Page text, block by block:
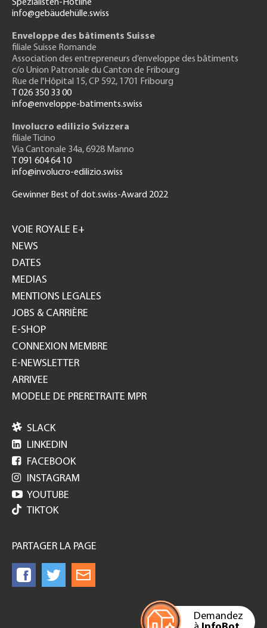
Demandez
Spezialisten-Hotline
info@gebäudehülle.swiss
Enveloppe des bâtiments Suisse
filiale Suisse Romande
Association des entrepreneurs d’enveloppe des bâtiments
c/o Union Patronale du Canton de Fribourg
Rue de l'Hôpital 15, CP 592, 1701 Fribourg
T 026 350 33 00
info@enveloppe-batiments.swiss
Involucro edilizio Svizzera
filiale Ticino
Via Cantonale 34a, 6928 Manno
T 091 604 64 10
info@involucro-edilizio.swiss
Gewinner Best of dot.swiss-Award 2022
GH
VOIE ROYALE E+
NEWS
DATES
MEDIAS
MENTIONS LEGALES
JOBS & CARRIÈRE
E-SHOP
CONNEXION MEMBRE
E-NEWSLETTER
ARRIVEE
MODELE DE PRERETRAITE MPR
 SLACK
 LINKEDIN
 FACEBOOK
 INSTAGRAM
 YOUTUBE
TIKTOK
PARTAGER LA PAGE